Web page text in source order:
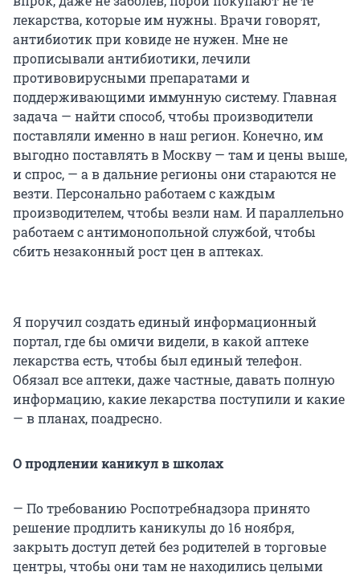
лекарства, которые им нужны. Врачи говорят,
антибиотик при ковиде не нужен. Мне не
прописывали антибиотики, лечили
противовирусными препаратами и
поддерживающими иммунную систему. Главная
задача — найти способ, чтобы производители
поставляли именно в наш регион. Конечно, им
выгодно поставлять в Москву — там и цены выше,
и спрос, — а в дальние регионы они стараются не
везти. Персонально работаем с каждым
производителем, чтобы везли нам. И параллельно
работаем с антимонопольной службой, чтобы
сбить незаконный рост цен в аптеках.
Я поручил создать единый информационный
портал, где бы омичи видели, в какой аптеке
лекарства есть, чтобы был единый телефон.
Обязал все аптеки, даже частные, давать полную
информацию, какие лекарства поступили и какие
— в планах, поадресно.
О продлении каникул в школах
— По требованию Роспотребнадзора принято
решение продлить каникулы до 16 ноября,
закрыть доступ детей без родителей в торговые
центры, чтобы они там не находились целыми